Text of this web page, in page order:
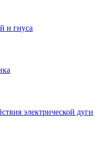
и гнуса
электрической дуги